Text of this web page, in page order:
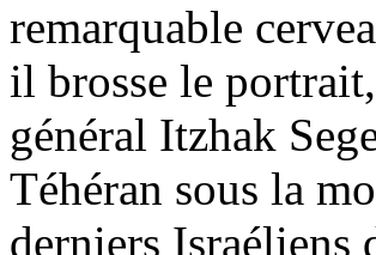
remarquable
il brosse le
général Itzhak
Téhéran sous la
derniers Israéliens